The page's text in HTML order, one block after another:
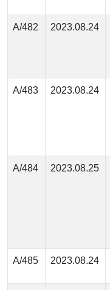
А/482 2023.08.24
А/483 2023.08.24
А/484 2023.08.25
А/485 2023.08.24